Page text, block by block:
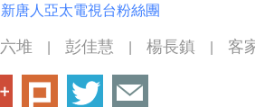
新唐人亞太電視台粉絲團
六堆 彭佳慧 楊長鎮 客